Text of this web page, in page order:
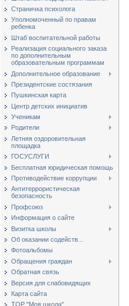
Страничка психолога
Уполномоченный по правам
ребенка
Штаб воспитательной работы
Реализация социального заказа
по дополнительным
образовательным программам
Дополнительное образование
Президентские состязания
Пушкинская карта
Центр детских инициатив
Ученикам
Родители
Летняя оздоровительная
площадка
ГОСУСЛУГИ
Бесплатная юридическая помощь
Противодействие коррупции
Антитеррористическая
безопасность
Профсоюз
Информация о сайте
Визитка школы
Об оказании содейств...
Фотоальбомы
Обращения граждан
Обратная связь
Версия для слабовидящих
Карта сайта
ТОР "Моя школа"